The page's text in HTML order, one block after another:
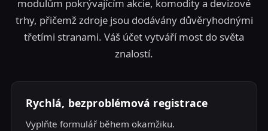
modulům pokrývajícím akcie, komodity a devizové
trhy, přičemž zdroje jsou dodávány důvěryhodnými
třetími stranami. Váš účet vytváří most do světa
znalostí.
Rychlá, bezproblémová registrace
Vyplňte formulář během okamžiku.